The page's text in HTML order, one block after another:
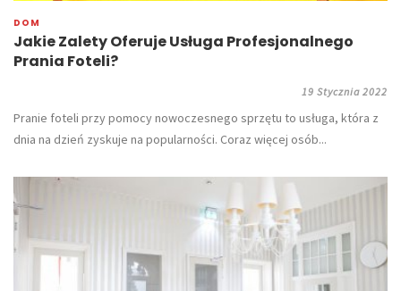
DOM
Jakie Zalety Oferuje Usługa Profesjonalnego
Prania Foteli?
19 Stycznia 2022
Pranie foteli przy pomocy nowoczesnego sprzętu to usługa, która z
dnia na dzień zyskuje na popularności. Coraz więcej osób...